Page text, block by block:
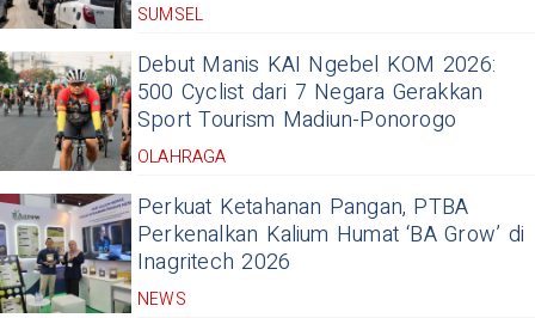
SUMSEL
Debut Manis KAI Ngebel KOM 2026:
500 Cyclist dari 7 Negara Gerakkan
Sport Tourism Madiun-Ponorogo
OLAHRAGA
Perkuat Ketahanan Pangan, PTBA
Perkenalkan Kalium Humat ‘BA Grow’ di
Inagritech 2026
NEWS